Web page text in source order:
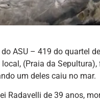
ASU – 419 do quartel
(Praia da
um deles caiu no mar.
Radavelli de 39 anos,